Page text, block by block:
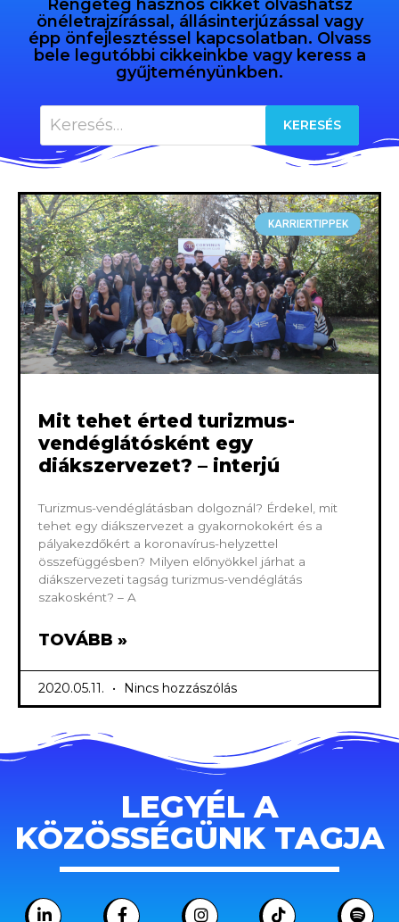
Rengeteg hasznos cikket olvashatsz
önéletrajzírással, állásinterjúzással vagy
épp önfejlesztéssel kapcsolatban. Olvass
bele legutóbbi cikkeinkbe vagy keress a
gyűjteményünkben.
KARRIERTIPPEK
Mit tehet érted turizmus-
vendéglátósként egy
diákszervezet? – interjú
Turizmus-vendéglátásban dolgoznál? Érdekel, mit
tehet egy diákszervezet a gyakornokokért és a
pályakezdőkért a koronavírus-helyzettel
összefüggésben? Milyen előnyökkel járhat a
diákszervezeti tagság turizmus-vendéglátás
szakosként? – A
TOVÁBB »
2020.05.11. Nincs hozzászólás
LEGYÉL A
KÖZÖSSÉGÜNK TAGJA